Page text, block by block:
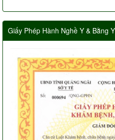
Giấy Phép Hành Nghề Y & Bằng